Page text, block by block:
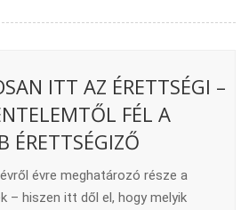
ITT AZ ÉRETTSÉGI –
FÉL A
ÉRETTSÉGIZŐ
évre meghatározó része a
– hiszen itt dől el, hogy melyik